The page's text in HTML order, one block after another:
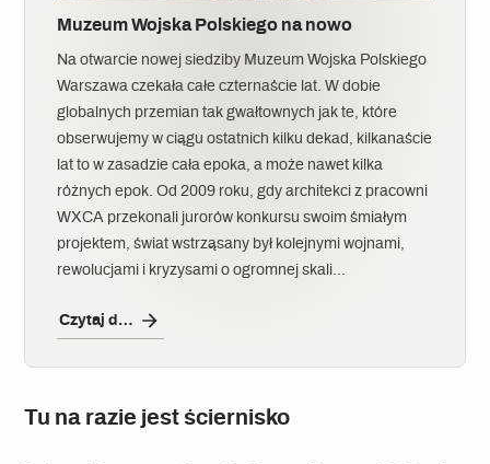
Muzeum Wojska Polskiego na nowo
Na otwarcie nowej siedziby Muzeum Wojska Polskiego
Warszawa czekała całe czternaście lat. W dobie
globalnych przemian tak gwałtownych jak te, które
obserwujemy w ciągu ostatnich kilku dekad, kilkanaście
lat to w zasadzie cała epoka, a może nawet kilka
różnych epok. Od 2009 roku, gdy architekci z pracowni
WXCA przekonali jurorów konkursu swoim śmiałym
projektem, świat wstrząsany był kolejnymi wojnami,
rewolucjami i kryzysami o ogromnej skali…
Czytaj dalej
Tu na razie jest ściernisko